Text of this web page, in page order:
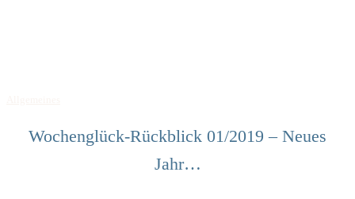
Wochenglück-Rückblick 01/2019 – Neues
Jahr…